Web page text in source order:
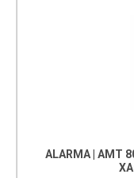
ALARMA | AMT